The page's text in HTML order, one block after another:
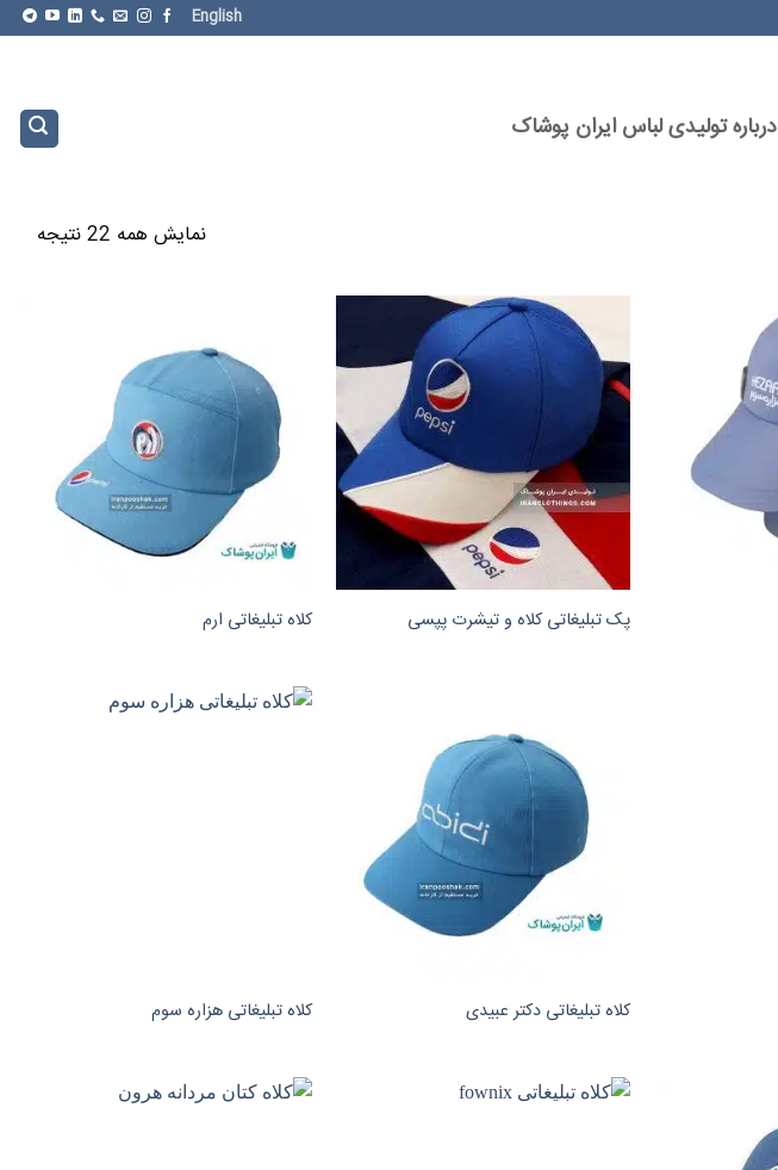
English
درباره تولیدی لباس ایران پوشاک
نمایش همه 22 نتیجه
پک تبلیغاتی کلاه و تیشرت پپسی کلاه تبلیغاتی ارم
کلاه تبلیغاتی دکتر عبیدی کلاه تبلیغاتی هزاره سوم